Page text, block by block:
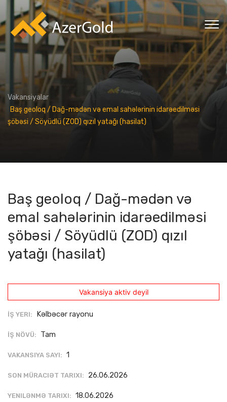
Vakansiyalar
Baş geoloq / Dağ-mədən və emal sahələrinin idarəedilməsi
şöbəsi / Söyüdlü (ZOD) qızıl yatağı (hasilat)
Baş geoloq / Dağ-mədən və
emal sahələrinin idarəedilməsi
şöbəsi / Söyüdlü (ZOD) qızıl
yatağı (hasilat)
Vakansiya aktiv deyil
İŞ YERI: Kəlbəcər rayonu
İŞ NÖVÜ: Tam
VAKANSIYA SAYI: 1
SON MÜRACIƏT TARIXI: 26.06.2026
YENILƏNMƏ TARIXI: 18.06.2026